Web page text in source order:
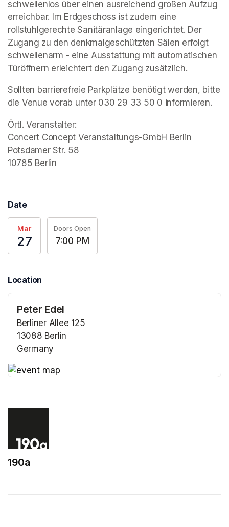
schwellenlos über einen ausreichend großen Aufzug
erreichbar. Im Erdgeschoss ist zudem eine
rollstuhlgerechte Sanitäranlage eingerichtet. Der
Zugang zu den denkmalgeschützten Sälen erfolgt
schwellenarm - eine Ausstattung mit automatischen
Türöffnern erleichtert den Zugang zusätzlich.
Sollten barrierefreie Parkplätze benötigt werden, bitte
die Venue vorab unter 030 29 33 50 0 informieren.
Örtl. Veranstalter:
Concert Concept Veranstaltungs-GmbH Berlin
Potsdamer Str. 58
10785 Berlin
Date
Mar
27
Doors Open
7:00 PM
Location
Peter Edel
Berliner Allee 125
13088 Berlin
Germany
190a